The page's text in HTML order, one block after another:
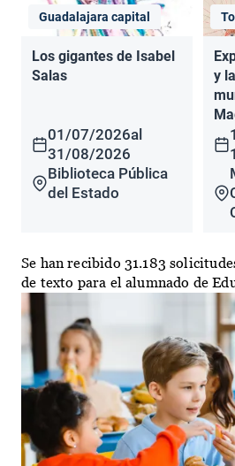
Guadalajara capital
Los gigantes de Isabel
Salas
01/07/2026al
31/08/2026
Biblioteca Pública
del Estado
y
Se han recibido 31.183
de texto para el alumnado de